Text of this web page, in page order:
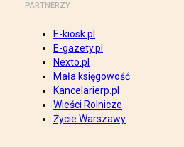
PARTNERZY
E-kiosk.pl
E-gazety.pl
Nexto.pl
Mała księgowość
Kancelarierp.pl
Wieści Rolnicze
Życie Warszawy